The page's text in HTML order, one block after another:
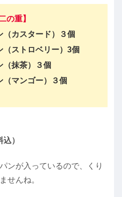
の重】
（カスタード）３個
（ストロベリー）3個
（抹茶）３個
（マンゴー）３個
）
ンが入っているので、くり
せんね。